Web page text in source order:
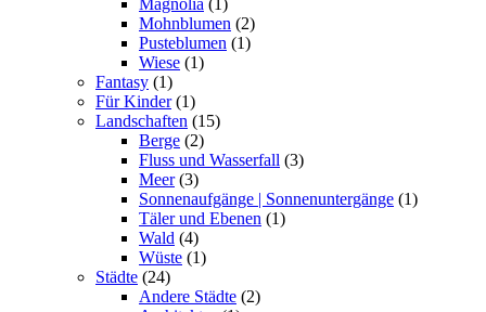
Magnolia (1)
Mohnblumen (2)
Pusteblumen (1)
Wiese (1)
Fantasy (1)
Für Kinder (1)
Landschaften (15)
Berge (2)
Fluss und Wasserfall (3)
Meer (3)
Sonnenaufgänge | Sonnenuntergänge (1)
Täler und Ebenen (1)
Wald (4)
Wüste (1)
Städte (24)
Andere Städte (2)